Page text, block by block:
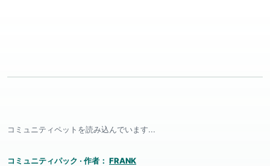
コミュニティペットを読み込んでいます...
コミュニティパック · 作者： FRANK